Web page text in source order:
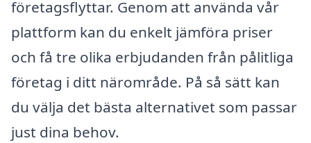
företagsflyttar. Genom att använda vår
plattform kan du enkelt jämföra priser
och få tre olika erbjudanden från pålitliga
företag i ditt närområde. På så sätt kan
du välja det bästa alternativet som passar
just dina behov.